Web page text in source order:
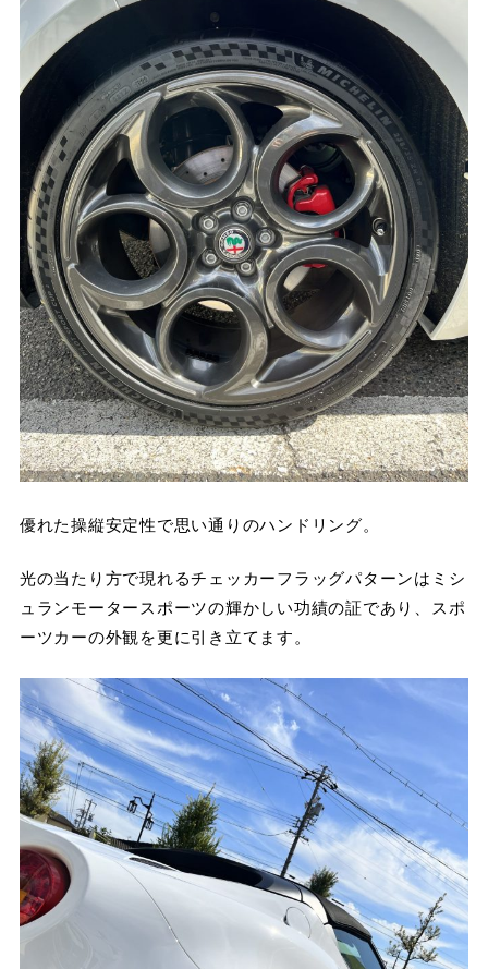
優れた操縦安定性で思い通りのハンドリング。
光の当たり方で現れるチェッカーフラッグパターンはミシ
ュランモータースポーツの輝かしい功績の証であり、スポ
ーツカーの外観を更に引き立てます。